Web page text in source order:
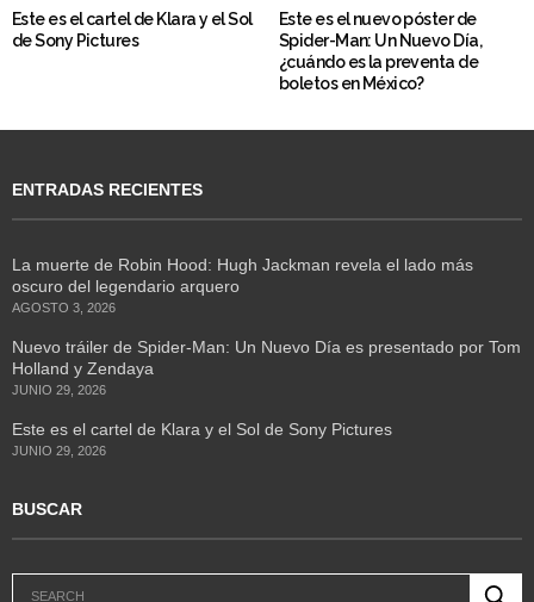
Este es el cartel de Klara y el Sol
de Sony Pictures
Este es el nuevo póster de
Spider-Man: Un Nuevo Día,
¿cuándo es la preventa de
boletos en México?
ENTRADAS RECIENTES
La muerte de Robin Hood: Hugh Jackman revela el lado más
oscuro del legendario arquero
AGOSTO 3, 2026
Nuevo tráiler de Spider-Man: Un Nuevo Día es presentado por Tom
Holland y Zendaya
JUNIO 29, 2026
Este es el cartel de Klara y el Sol de Sony Pictures
JUNIO 29, 2026
BUSCAR